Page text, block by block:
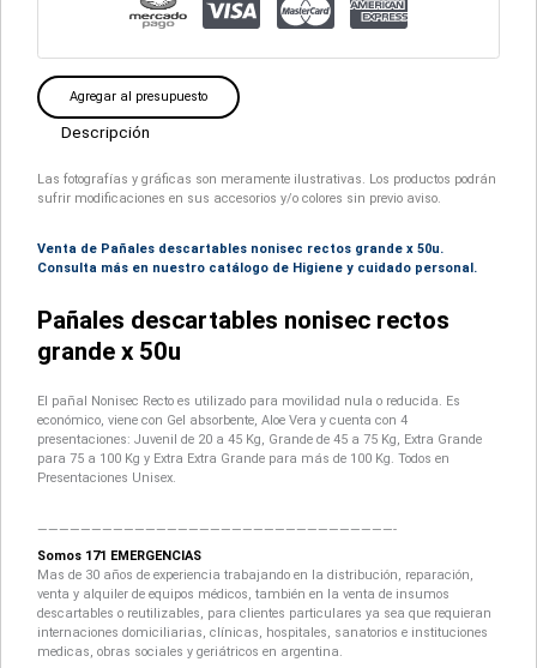
Agregar al presupuesto
Descripción
Las fotografías y gráficas son meramente ilustrativas. Los productos podrán
sufrir modificaciones en sus accesorios y/o colores sin previo aviso.
Venta de Pañales descartables nonisec rectos grande x 50u.
Consulta más en nuestro catálogo de Higiene y cuidado personal.
Pañales descartables nonisec rectos
grande x 50u
El pañal Nonisec Recto es utilizado para movilidad nula o reducida. Es
económico, viene con Gel absorbente, Aloe Vera y cuenta con 4
presentaciones: Juvenil de 20 a 45 Kg, Grande de 45 a 75 Kg, Extra Grande
para 75 a 100 Kg y Extra Extra Grande para más de 100 Kg. Todos en
Presentaciones Unisex.
—————————————————————————————————-
Somos 171 EMERGENCIAS
Mas de 30 años de experiencia trabajando en la distribución, reparación,
venta y alquiler de equipos médicos, también en la venta de insumos
descartables o reutilizables, para clientes particulares ya sea que requieran
internaciones domiciliarias, clínicas, hospitales, sanatorios e instituciones
medicas, obras sociales y geriátricos en argentina.